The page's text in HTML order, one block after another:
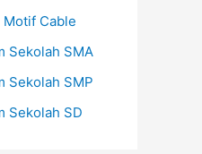
Motif Cable
Sekolah SMA
Sekolah SMP
Sekolah SD